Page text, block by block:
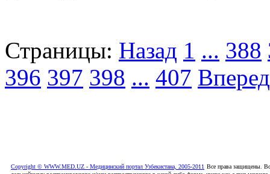
Страницы: Назад 1 ... 388
396 397 398 ... 407 Вперед
Copyright © WWW.MED.UZ - Медицинский портал Узбекистана, 2005-2011 Все права защищены.